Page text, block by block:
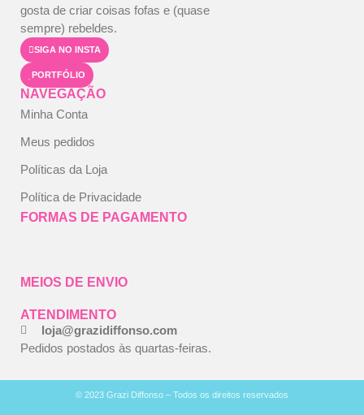
gosta de criar coisas fofas e (quase
sempre) rebeldes.
SIGA NO INSTA
PORTFÓLIO
NAVEGAÇÃO
Minha Conta
Meus pedidos
Políticas da Loja
Política de Privacidade
FORMAS DE PAGAMENTO
MEIOS DE ENVIO
ATENDIMENTO
loja@grazidiffonso.com
Pedidos postados às quartas-feiras.
© 2023 Grazi Diffonso – Todos os direitos reservados